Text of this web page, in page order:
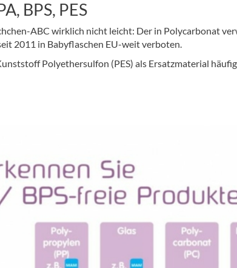
BPS, PES
ABC wirklich nicht leicht: Der in Polycarbonat
2011 in Babyflaschen EU-weit verboten.
Polyethersulfon (PES) als Ersatzmaterial